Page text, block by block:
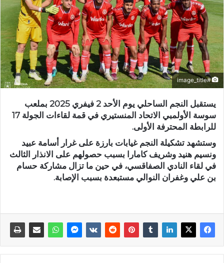
#image_title
يستقبل النجم الساحلي يوم الأحد 2 فيفري 2025 بملعب
سوسة الأولمبي الاتحاد المنستيري في قمة لقاءات الجولة 17
للرابطة المحترفة الأولى.
وستشهد تشكيلة النجم غيابات بارزة على غرار أسامة عبيد
ونسيم هنيد وشريف كامارا بسبب حصولهم على الانذار الثالث
في لقاء النادي الصفاقسي، في حين ما تزال مشاركة حسام
بن علي وغفران النوالي مستبعدة بسبب الإصابة.